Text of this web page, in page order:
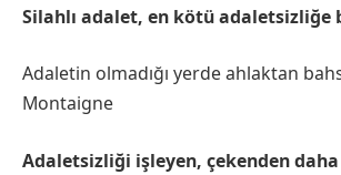
Silahlı adalet, en kötü adaletsizliğe
Adaletin olmadığı yerde ahlaktan
Montaigne
Adaletsizliği işleyen, çekenden